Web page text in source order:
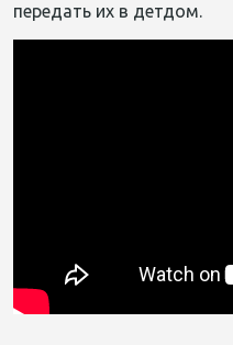
передать их в детдом.